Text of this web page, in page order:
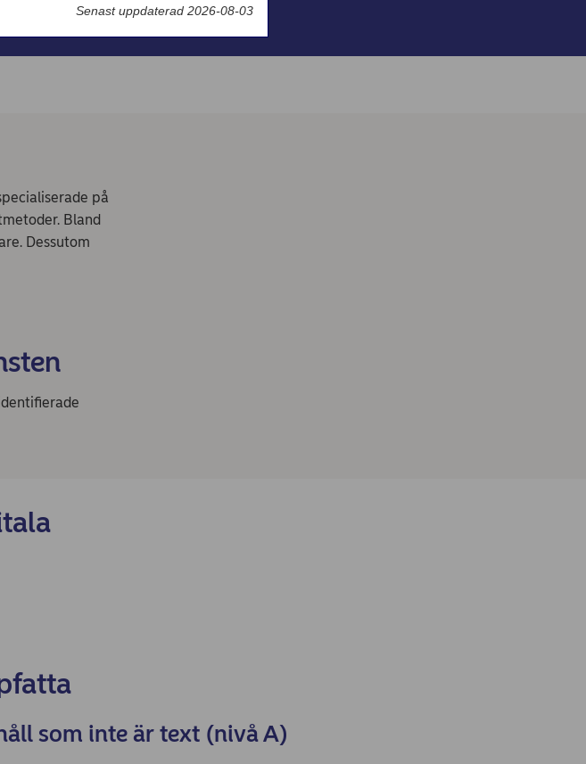
på
Bland
Dessutom
som inte är text (nivå A)
Senast uppdaterad 2026-08-03